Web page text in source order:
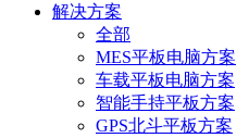
解决方案
全部
MES平板电脑方案
车载平板电脑方案
智能手持平板方案
GPS北斗平板方案